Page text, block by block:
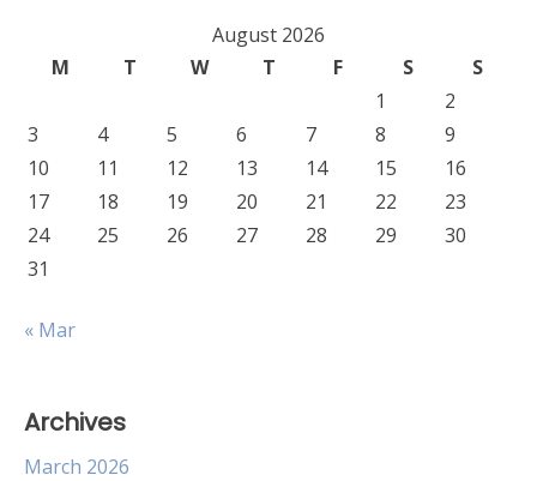
August 2026
M
T W T F S
S
1
2
3
4 5 6 7 8
9
10
11 12 13 14 15
16
17
18 19 20 21 22
23
24
25 26 27 28 29
30
31
« Mar
Archives
March 2026